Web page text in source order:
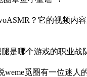
？它的视频内
是哪个游戏的职业战
weme觅圈有一位迷人